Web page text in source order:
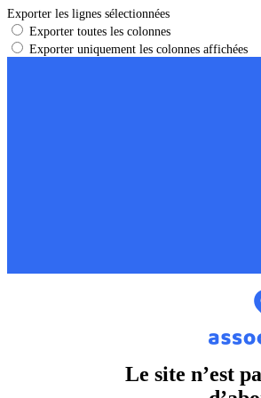
Exporter les lignes sélectionnées
Exporter toutes les colonnes
Exporter uniquement les colonnes affichées
Le site n’est